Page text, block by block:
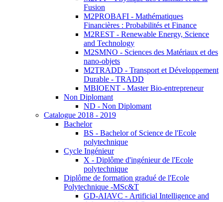
Fusion
M2PROBAFI - Mathématiques
Financières : Probabilités et Finance
M2REST - Renewable Energy, Science
and Technology
M2SMNO - Sciences des Matériaux et des
nano-objets
M2TRADD - Transport et Développement
Durable - TRADD
MBIOENT - Master Bio-entrepreneur
Non Diplomant
ND - Non Diplomant
Catalogue 2018 - 2019
Bachelor
BS - Bachelor of Science de l'Ecole
polytechnique
Cycle Ingénieur
X - Diplôme d'ingénieur de l'Ecole
polytechnique
Diplôme de formation gradué de l'Ecole
Polytechnique -MSc&T
GD-AIAVC - Artificial Intelligence and